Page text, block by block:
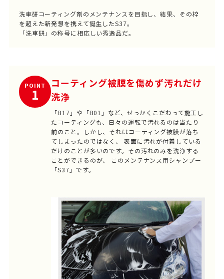
洗車研コーティング剤のメンテナンスを目指し、結果、その枠
を超えた新発想を携えて誕生したS37。
「洗車研」の称号に相応しい秀逸品だ。
POINT
1
コーティング被膜を傷めず汚れだけ
洗浄
「B17」や「B01」など、せっかくこだわって施工し
たコーティングも、日々の運転で汚れるのは当たり
前のこと。しかし、それはコーティング被膜が落ち
てしまったのではなく、 表面に汚れが付着している
だけのことが多いのです。その汚れのみを洗浄する
ことができるのが、 このメンテナンス用シャンプー
「S37」です。